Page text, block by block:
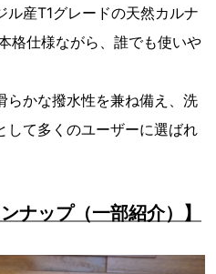
産T1グレードの天然カルナ
格仕様ながら、誰でも使いや
らかな撥水性を兼ね備え、洗
して多くのユーザーに選ばれ
ナップ（一部紹介）】